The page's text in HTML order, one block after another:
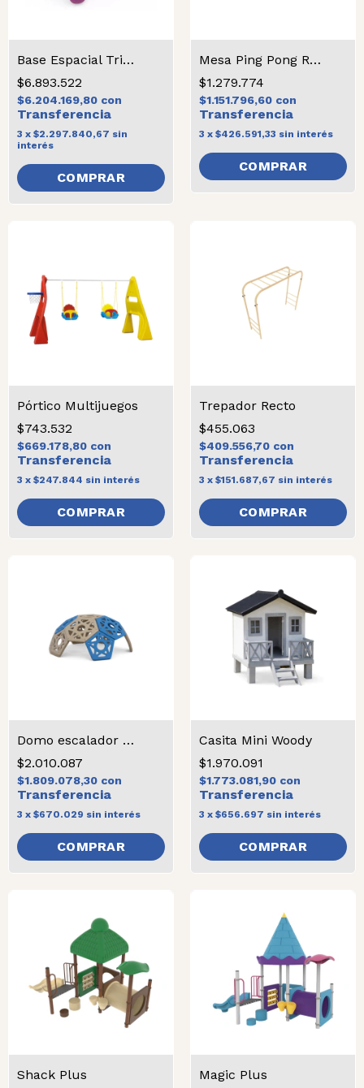
Base Espacial Triple
$6.893.522
$6.204.169,80 con
3 x $2.297.840,67 sin
interés
Mesa Ping Pong Rebatible
$1.279.774
$1.151.796,60 con
3 x $426.591,33 sin interés
Pórtico Multijuegos
$743.532
$669.178,80 con
3 x $247.844 sin interés
Trepador Recto
$455.063
$409.556,70 con
3 x $151.687,67 sin interés
Domo escalador garden
$2.010.087
$1.809.078,30 con
3 x $670.029 sin interés
Casita Mini Woody
$1.970.091
$1.773.081,90 con
3 x $656.697 sin interés
COMPRAR
Shack Plus
Magic Plus